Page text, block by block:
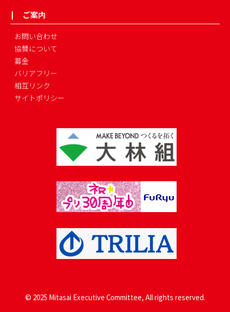
ご案内
お問い合わせ
協賛について
募金
バリアフリー
相互リンク
サイトポリシー
© 2025 Mitasai Executive Committee, All rights reserved.